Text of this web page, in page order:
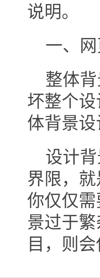
说明。
一、网
整体背
坏整个
体背景
设计背
界限，
你仅仅
景过于
目，则